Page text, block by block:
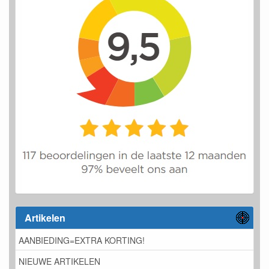
Artikelen
AANBIEDING=EXTRA KORTING!
NIEUWE ARTIKELEN